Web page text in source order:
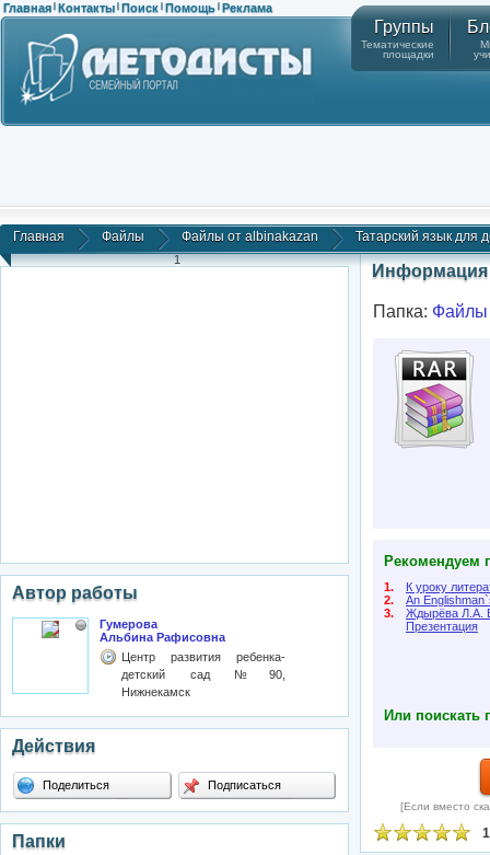
Главная | Контакты | Поиск | Помощь | Реклама
Группы
Тематические
площадки
Главная Файлы Файлы от albinakazan Татарский язык для
1
Автор работы
Гумерова
Альбина Рафисовна
Центр развития ребенка-
детский сад №90,
Нижнекамск
Действия
Поделиться Подписаться
Папки
Информация
Папка: Файлы
Рекомендуем
1.
К уроку
2.
An
3.
Ждырёва Л.А.
Презентация
Или поискать
[Если вместо